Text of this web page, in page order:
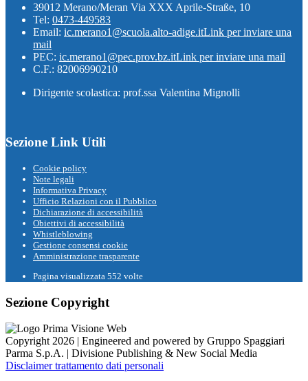
39012 Merano/Meran Via XXX Aprile-Straße, 10
Tel: 0473-449583
Email: ic.merano1@scuola.alto-adige.itLink per inviare una
mail
PEC: ic.merano1@pec.prov.bz.itLink per inviare una mail
C.F.: 82006990210
Dirigente scolastica: prof.ssa Valentina Mignolli
Sezione Link Utili
Cookie policy
Note legali
Informativa Privacy
Ufficio Relazioni con il Pubblico
Dichiarazione di accessibilità
Obiettivi di accessibilità
Whistleblowing
Gestione consensi cookie
Amministrazione trasparente
Pagina visualizzata 552 volte
Sezione Copyright
Copyright 2026 | Engineered and powered by Gruppo Spaggiari
Parma S.p.A. | Divisione Publishing & New Social Media
Disclaimer trattamento dati personali